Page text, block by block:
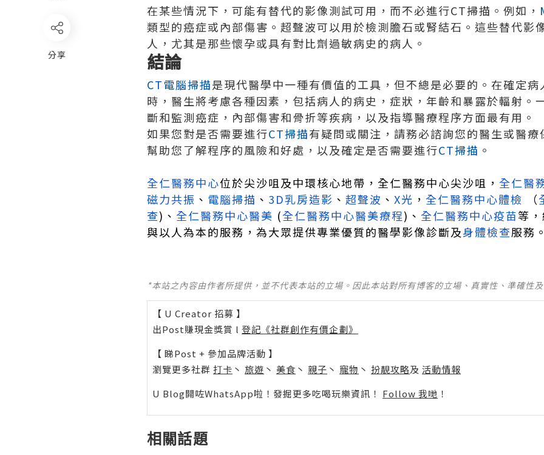
分享
在某些情況下，可能有替代的影像測試可用，而不必進行CT掃描。例如，
類型的癌症或內部傷害。超聲波可以用於檢測膽石或腎結石。這些替代影
人，尤其是那些懷孕或具有對比劑過敏病史的病人。
結論
CT電腦掃描是現代醫學中一種有價值的工具，但不總是必要的。在確定
時，醫生將考慮各種因素，包括病人的病史，症狀，年齡和暴露於輻射。
斷和監測癌症，內部傷害和骨折等疾病，以及指導醫療程序方面最有用。
如果您對是否需要進行CT掃描有疑問或關注，請務必諮詢您的醫生或醫
幫助您了解程序的風險和好處，以及確定是否需要進行CT掃描 。
全仁醫務中心位於尖沙咀及中環核心地帶， 全仁醫務中心尖沙咀， 全仁醫
磁力共振 、 電腦掃描 、 3D乳房造影 、 超聲波 、 X光 ， 全仁醫務中心體檢 （
查)、 全仁醫務中心醫美 (全仁醫務中心醫美療程)、 全仁醫務中心疫苗等
與以人為本的服務，為大眾提供專業優質的醫學影像診斷及身體檢查服務
*本站之內容由作者所提供，並不代表本站的立場。因此本站對所有博客的立場、真實性、準確性
【 U Creator 招募 】
出Post賺現金獎賞 l 登記《社群創作有價企劃》
【 睇Post + 參加品牌活動 】
瀏覽更多社群 打卡 丶 旅遊 丶 美食 丶 親子 丶 寵物 丶 扮靚攻略及 活動情報
U Blog開咗WhatsApp啦！發掘更多吃喝玩樂資訊！ Follow 我哋 ！
相關話題